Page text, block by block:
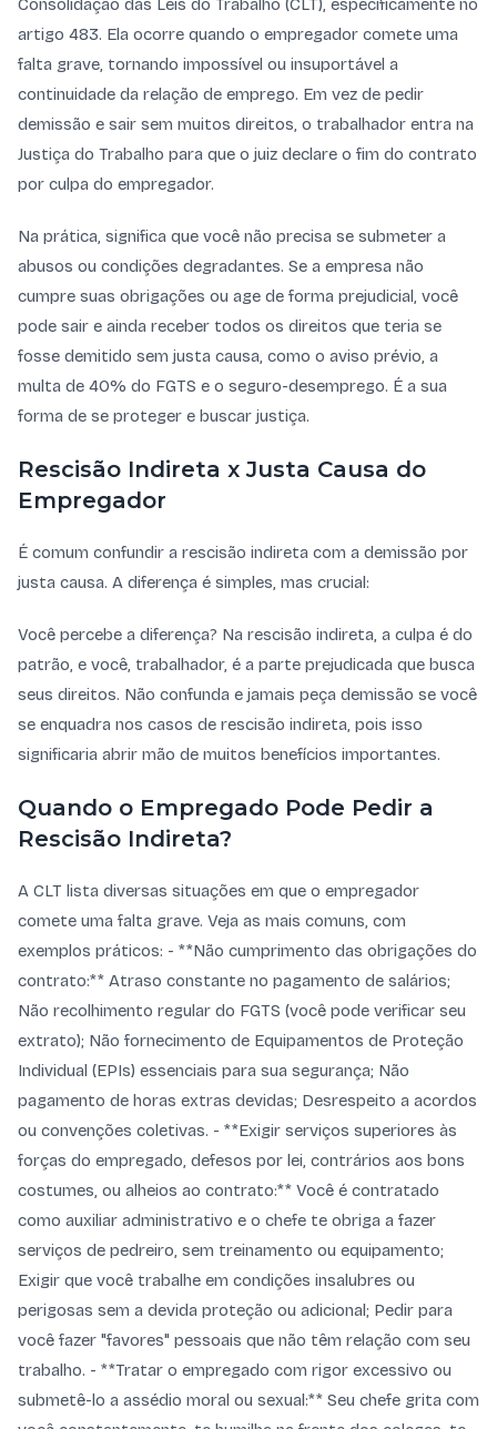
Consolidação das Leis do Trabalho (CLT), especificamente no
artigo 483. Ela ocorre quando o empregador comete uma
falta grave, tornando impossível ou insuportável a
continuidade da relação de emprego. Em vez de pedir
demissão e sair sem muitos direitos, o trabalhador entra na
Justiça do Trabalho para que o juiz declare o fim do contrato
por culpa do empregador.
Na prática, significa que você não precisa se submeter a
abusos ou condições degradantes. Se a empresa não
cumpre suas obrigações ou age de forma prejudicial, você
pode sair e ainda receber todos os direitos que teria se
fosse demitido sem justa causa, como o aviso prévio, a
multa de 40% do FGTS e o seguro-desemprego. É a sua
forma de se proteger e buscar justiça.
Rescisão Indireta x Justa Causa do
Empregador
É comum confundir a rescisão indireta com a demissão por
justa causa. A diferença é simples, mas crucial:
Você percebe a diferença? Na rescisão indireta, a culpa é do
patrão, e você, trabalhador, é a parte prejudicada que busca
seus direitos. Não confunda e jamais peça demissão se você
se enquadra nos casos de rescisão indireta, pois isso
significaria abrir mão de muitos benefícios importantes.
Quando o Empregado Pode Pedir a
Rescisão Indireta?
A CLT lista diversas situações em que o empregador
comete uma falta grave. Veja as mais comuns, com
exemplos práticos: - **Não cumprimento das obrigações do
contrato:** Atraso constante no pagamento de salários;
Não recolhimento regular do FGTS (você pode verificar seu
extrato); Não fornecimento de Equipamentos de Proteção
Individual (EPIs) essenciais para sua segurança; Não
pagamento de horas extras devidas; Desrespeito a acordos
ou convenções coletivas. - **Exigir serviços superiores às
forças do empregado, defesos por lei, contrários aos bons
costumes, ou alheios ao contrato:** Você é contratado
como auxiliar administrativo e o chefe te obriga a fazer
serviços de pedreiro, sem treinamento ou equipamento;
Exigir que você trabalhe em condições insalubres ou
perigosas sem a devida proteção ou adicional; Pedir para
você fazer "favores" pessoais que não têm relação com seu
trabalho. - **Tratar o empregado com rigor excessivo ou
submetê-lo a assédio moral ou sexual:** Seu chefe grita com